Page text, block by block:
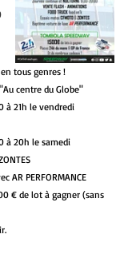
en tous genres !
centre du Globe"
à 21h le vendredi
à 20h le samedi
AR PERFORMANCE
€ de lot à gagner (sans